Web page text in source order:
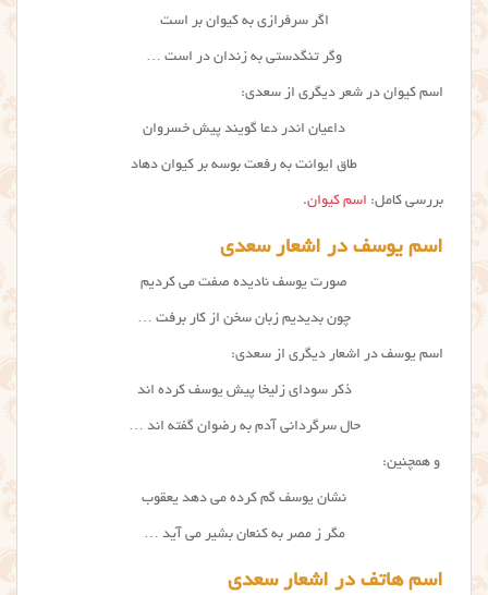
اگر سرفرازی به کیوان بر است
وگر تنگدستی به زندان در است …
اسم کیوان در شعر دیگری از سعدی:
داعیان اندر دعا گویند پیش خسروان
طاق ایوانت به رفعت بوسه بر کیوان دهاد
بررسی کامل: اسم کیوان.
اسم یوسف در اشعار سعدی
صورت یوسف نادیده صفت می کردیم
چون بدیدیم زبان سخن از کار برفت …
اسم یوسف در اشعار دیگری از سعدی:
ذکر سودای زلیخا پیش یوسف کرده اند
حال سرگردانی آدم به رضوان گفته اند …
و همچنین:
نشان یوسف گم کرده می دهد یعقوب
مگر ز مصر به کنعان بشیر می آید …
اسم هاتف در اشعار سعدی